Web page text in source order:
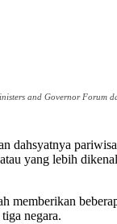
and Governor
yang lebih
memberikan
negara.